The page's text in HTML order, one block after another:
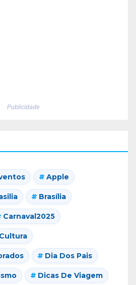
Publicidade
Apple
Brasília
Carnaval2025
Cultura
Dia Dos Pais
Dicas De Viagem